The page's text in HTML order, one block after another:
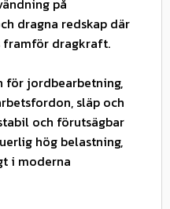
på
dragna redskap där
dragkraft.
för jordbearbetning,
släp och
och förutsägbar
hög belastning,
i moderna